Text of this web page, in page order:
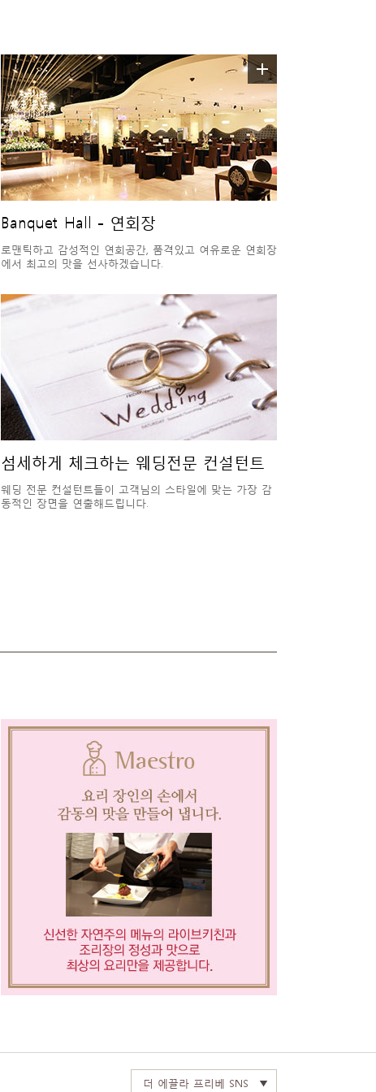
Banquet Hall - 연회장
로맨틱하고 감성적인 연회공간, 품격있고 여유로운 연회장
에서 최고의 맛을 선사하겠습니다.
섬세하게 체크하는 웨딩전문 컨설턴트
웨딩 전문 컨설턴트들이 고객님의 스타일에 맞는 가장 감
동적인 장면을 연출해드립니다.
더 에끌라 프리베 SNS